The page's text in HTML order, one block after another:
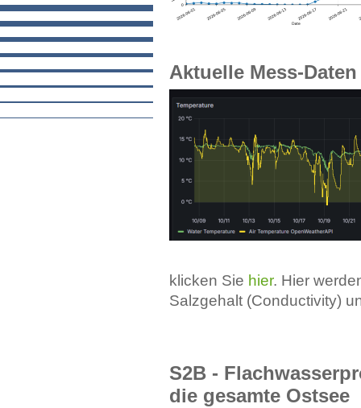
Aktuelle Mess-Daten
klicken Sie hier. Hier
Salzgehalt (Conductivity)
S2B -
die gesamte Ostsee